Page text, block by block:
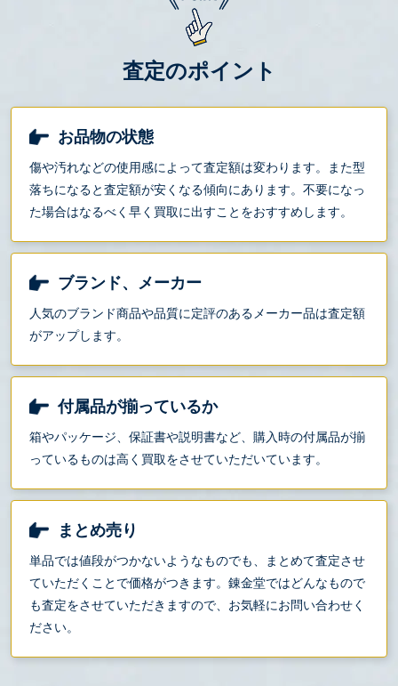
査定のポイント
お品物の状態
傷や汚れなどの使用感によって査定額は変わります。また型
落ちになると査定額が安くなる傾向にあります。不要になっ
た場合はなるべく早く買取に出すことをおすすめします。
ブランド、メーカー
人気のブランド商品や品質に定評のあるメーカー品は査定額
がアップします。
付属品が揃っているか
箱やパッケージ、保証書や説明書など、購入時の付属品が揃
っているものは高く買取をさせていただいています。
まとめ売り
単品では値段がつかないようなものでも、まとめて査定させ
ていただくことで価格がつきます。錬金堂ではどんなもので
も査定をさせていただきますので、お気軽にお問い合わせく
ださい。